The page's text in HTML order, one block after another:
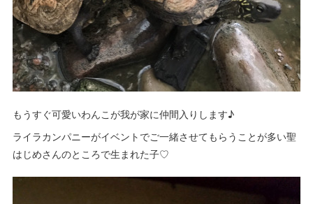
もうすぐ可愛いわんこが我が家に仲間入りします♪
ライラカンパニーがイベントでご一緒させてもらうことが多い聖
はじめさんのところで生まれた子♡